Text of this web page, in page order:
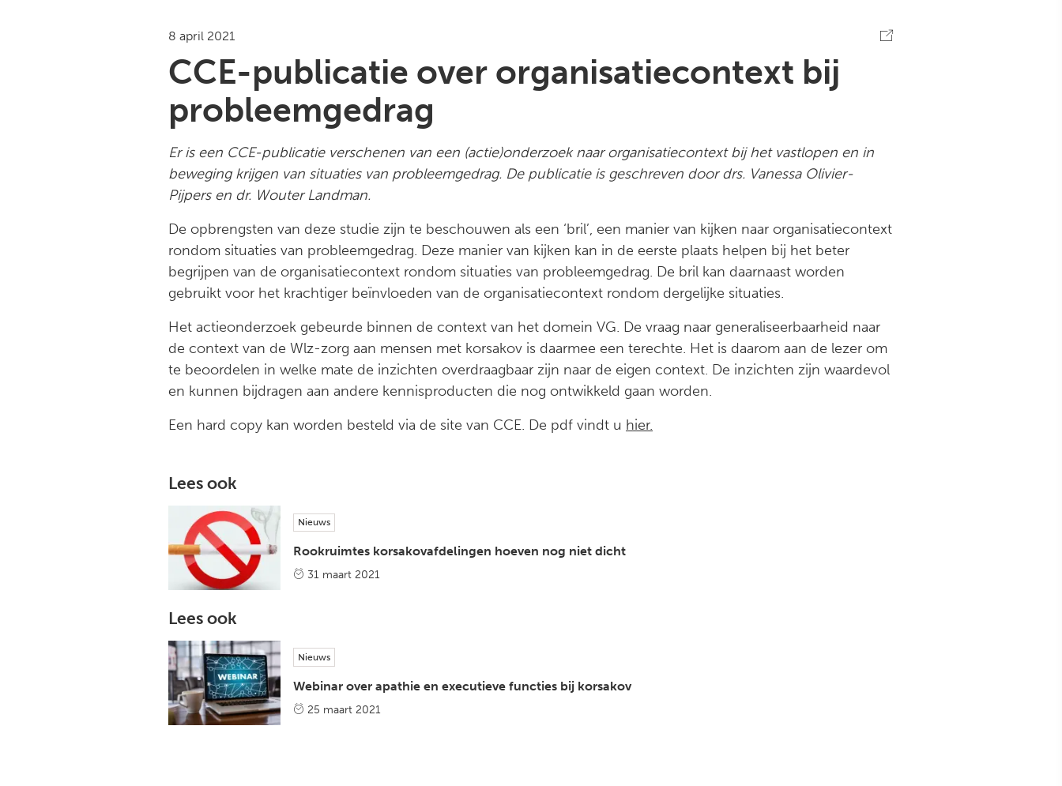
8 april 2021
CCE-publicatie over organisatiecontext bij
probleemgedrag
Er is een CCE-publicatie verschenen van een (actie)onderzoek naar organisatiecontext bij het vastlopen en in
beweging krijgen van situaties van probleemgedrag. De publicatie is geschreven door drs. Vanessa Olivier-
Pijpers en dr. Wouter Landman.
De opbrengsten van deze studie zijn te beschouwen als een ‘bril’, een manier van kijken naar organisatiecontext
rondom situaties van probleemgedrag. Deze manier van kijken kan in de eerste plaats helpen bij het beter
begrijpen van de organisatiecontext rondom situaties van probleemgedrag. De bril kan daarnaast worden
gebruikt voor het krachtiger beïnvloeden van de organisatiecontext rondom dergelijke situaties.
Het actieonderzoek gebeurde binnen de context van het domein VG. De vraag naar generaliseerbaarheid naar
de context van de Wlz-zorg aan mensen met korsakov is daarmee een terechte. Het is daarom aan de lezer om
te beoordelen in welke mate de inzichten overdraagbaar zijn naar de eigen context. De inzichten zijn waardevol
en kunnen bijdragen aan andere kennisproducten die nog ontwikkeld gaan worden.
Een hard copy kan worden besteld via de site van CCE. De pdf vindt u hier.
Lees ook
Nieuws
Rookruimtes korsakovafdelingen hoeven nog niet dicht
31 maart 2021
Lees ook
Nieuws
Webinar over apathie en executieve functies bij korsakov
25 maart 2021